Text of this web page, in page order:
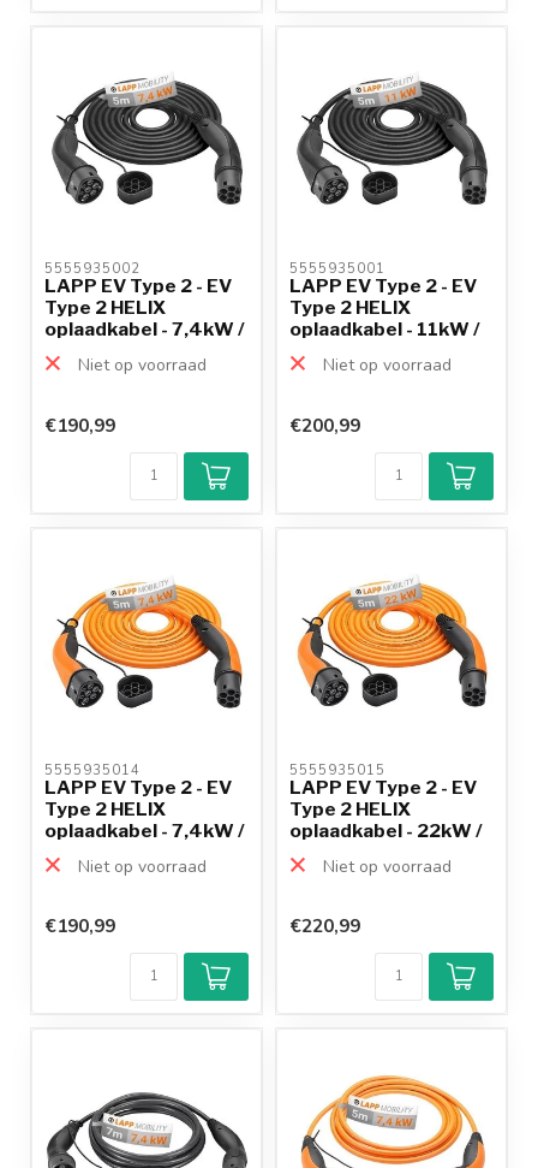
5555935002
LAPP EV Type 2 - EV
Type 2 HELIX
oplaadkabel - 7,4kW /
zw...
Niet op voorraad
€190,99
5555935001
LAPP EV Type 2 - EV
Type 2 HELIX
oplaadkabel - 11kW /
zwa...
Niet op voorraad
Klantenbeoordeling
9,2/10
Achteraf
betalen mogelijk
€200,99
5555935014
LAPP EV Type 2 - EV
Type 2 HELIX
oplaadkabel - 7,4kW /
Niet op voorraad
€190,99
5555935015
LAPP EV Type 2 - EV
Type 2 HELIX
oplaadkabel - 22kW /
Niet op voorraad
€220,99